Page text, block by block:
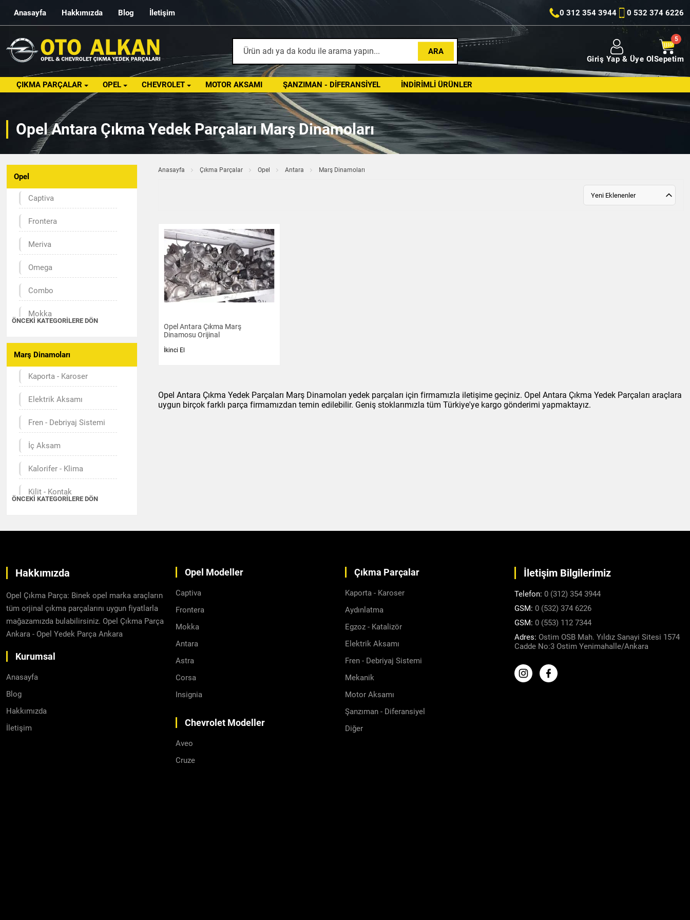
Anasayfa Hakkımızda Blog İletişim 0 312 354 3944 0 532 374 6226
ARA
Giriş Yap & Üye Ol Sepetim
ÇIKMA PARÇALAR OPEL CHEVROLET MOTOR AKSAMI ŞANZIMAN - DIFERANSIYEL İNDIRIMLI ÜRÜNLER
Opel Antara Çıkma Yedek Parçaları Marş Dinamoları
Opel
Captiva
Frontera
Meriva
Omega
Combo
Mokka
Zafira
Vectra
Astra
Corsa
Insignia
ÖNCEKI KATEGORILERE DÖN
Marş Dinamoları
Kaporta - Karoser
Elektrik Aksamı
Fren - Debriyaj Sistemi
İç Aksam
Kalorifer - Klima
Kilit - Kontak
Filtre
Ateşleme Sistemi
Emniyet Kemer ve
Aksesuarları
ÖNCEKI KATEGORILERE DÖN
Anasayfa Çıkma Parçalar Opel Antara Marş Dinamoları
Yeni Eklenenler
Opel Antara Çıkma Marş
Dinamosu Orijinal
İkinci El
Opel Antara Çıkma Yedek Parçaları Marş Dinamoları yedek parçaları için firmamızla iletişime geçiniz. Opel Antara Çıkma Yedek Parçaları araçlara
uygun birçok farklı parça firmamızdan temin edilebilir. Geniş stoklarımızla tüm Türkiye'ye kargo gönderimi yapmaktayız.
Hakkımızda
Opel Çıkma Parça: Binek opel marka araçların
tüm orjinal çıkma parçalarını uygun fiyatlarla
mağazamızda bulabilirsiniz. Opel Çıkma Parça
Ankara - Opel Yedek Parça Ankara
Kurumsal
Anasayfa
Blog
Hakkımızda
İletişim
Opel Modeller
Captiva
Frontera
Mokka
Antara
Astra
Corsa
Insignia
Chevrolet Modeller
Aveo
Cruze
Çıkma Parçalar
Kaporta - Karoser
Aydınlatma
Egzoz - Katalizör
Elektrik Aksamı
Fren - Debriyaj Sistemi
Mekanik
Motor Aksamı
Şanzıman - Diferansiyel
Diğer
İletişim Bilgilerimiz
Telefon: 0 (312) 354 3944
GSM: 0 (532) 374 6226
GSM: 0 (553) 112 7344
Adres: Ostim OSB Mah. Yıldız Sanayi Sitesi 1574
Cadde No:3 Ostim Yenimahalle/Ankara